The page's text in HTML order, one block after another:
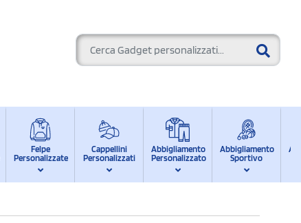
Felpe
Personalizzate
Cappellini
Personalizzati
Abbigliamento
Personalizzato
Abbigliamento
Sportivo